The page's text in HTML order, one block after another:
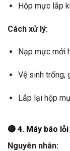
Hộp mực lắp
Cách xử lý:
Nạp mực mới
Vệ sinh trống,
Lắp lại hộp
🔴 4. Máy báo
Nguyên nhân: